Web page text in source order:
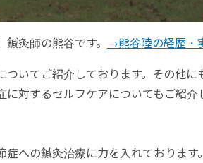
灸師の熊谷です。 →熊谷陸の経歴・
いてご紹介しております。その他
対するセルフケアについてもご紹
への鍼灸治療に力を入れております。